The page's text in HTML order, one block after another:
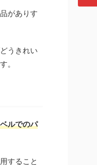
がありす
うきれい
。
ルでのパ
すること